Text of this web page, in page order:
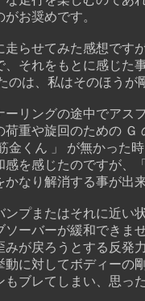
お奨めです。
せてみた感想ですが
それをもとに感じた
は、私はそのほうが
ングの途中でアスフ
や旋回のための Ｇ
くん 」 が無かった時
感じたのですが、「
なり解消する事が出
またはそれに近い状
バーが緩和できませ
が戻ろうとする反発
対してボディーの剛
レてしまい、思っ